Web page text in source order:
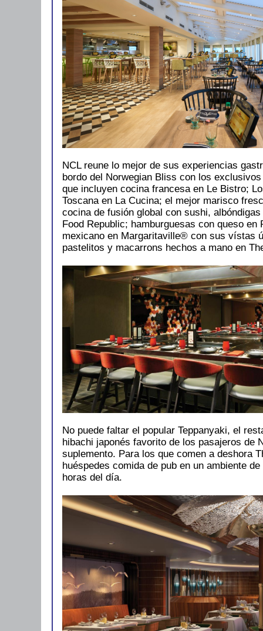
NCL reune lo mejor de sus experiencias
bordo del Norwegian Bliss con los
que incluyen cocina francesa en Le Bistro;
Toscana en La Cucina; el mejor marisco
cocina de fusión global con sushi,
Food Republic; hamburguesas con queso
mexicano en Margaritaville® con sus vístas
pastelitos y macarrons hechos a mano en
No puede faltar el popular Teppanyaki, el
hibachi japonés favorito de los pasajeros de
suplemento. Para los que comen a deshora
huéspedes comida de pub en un ambiente
horas del día.